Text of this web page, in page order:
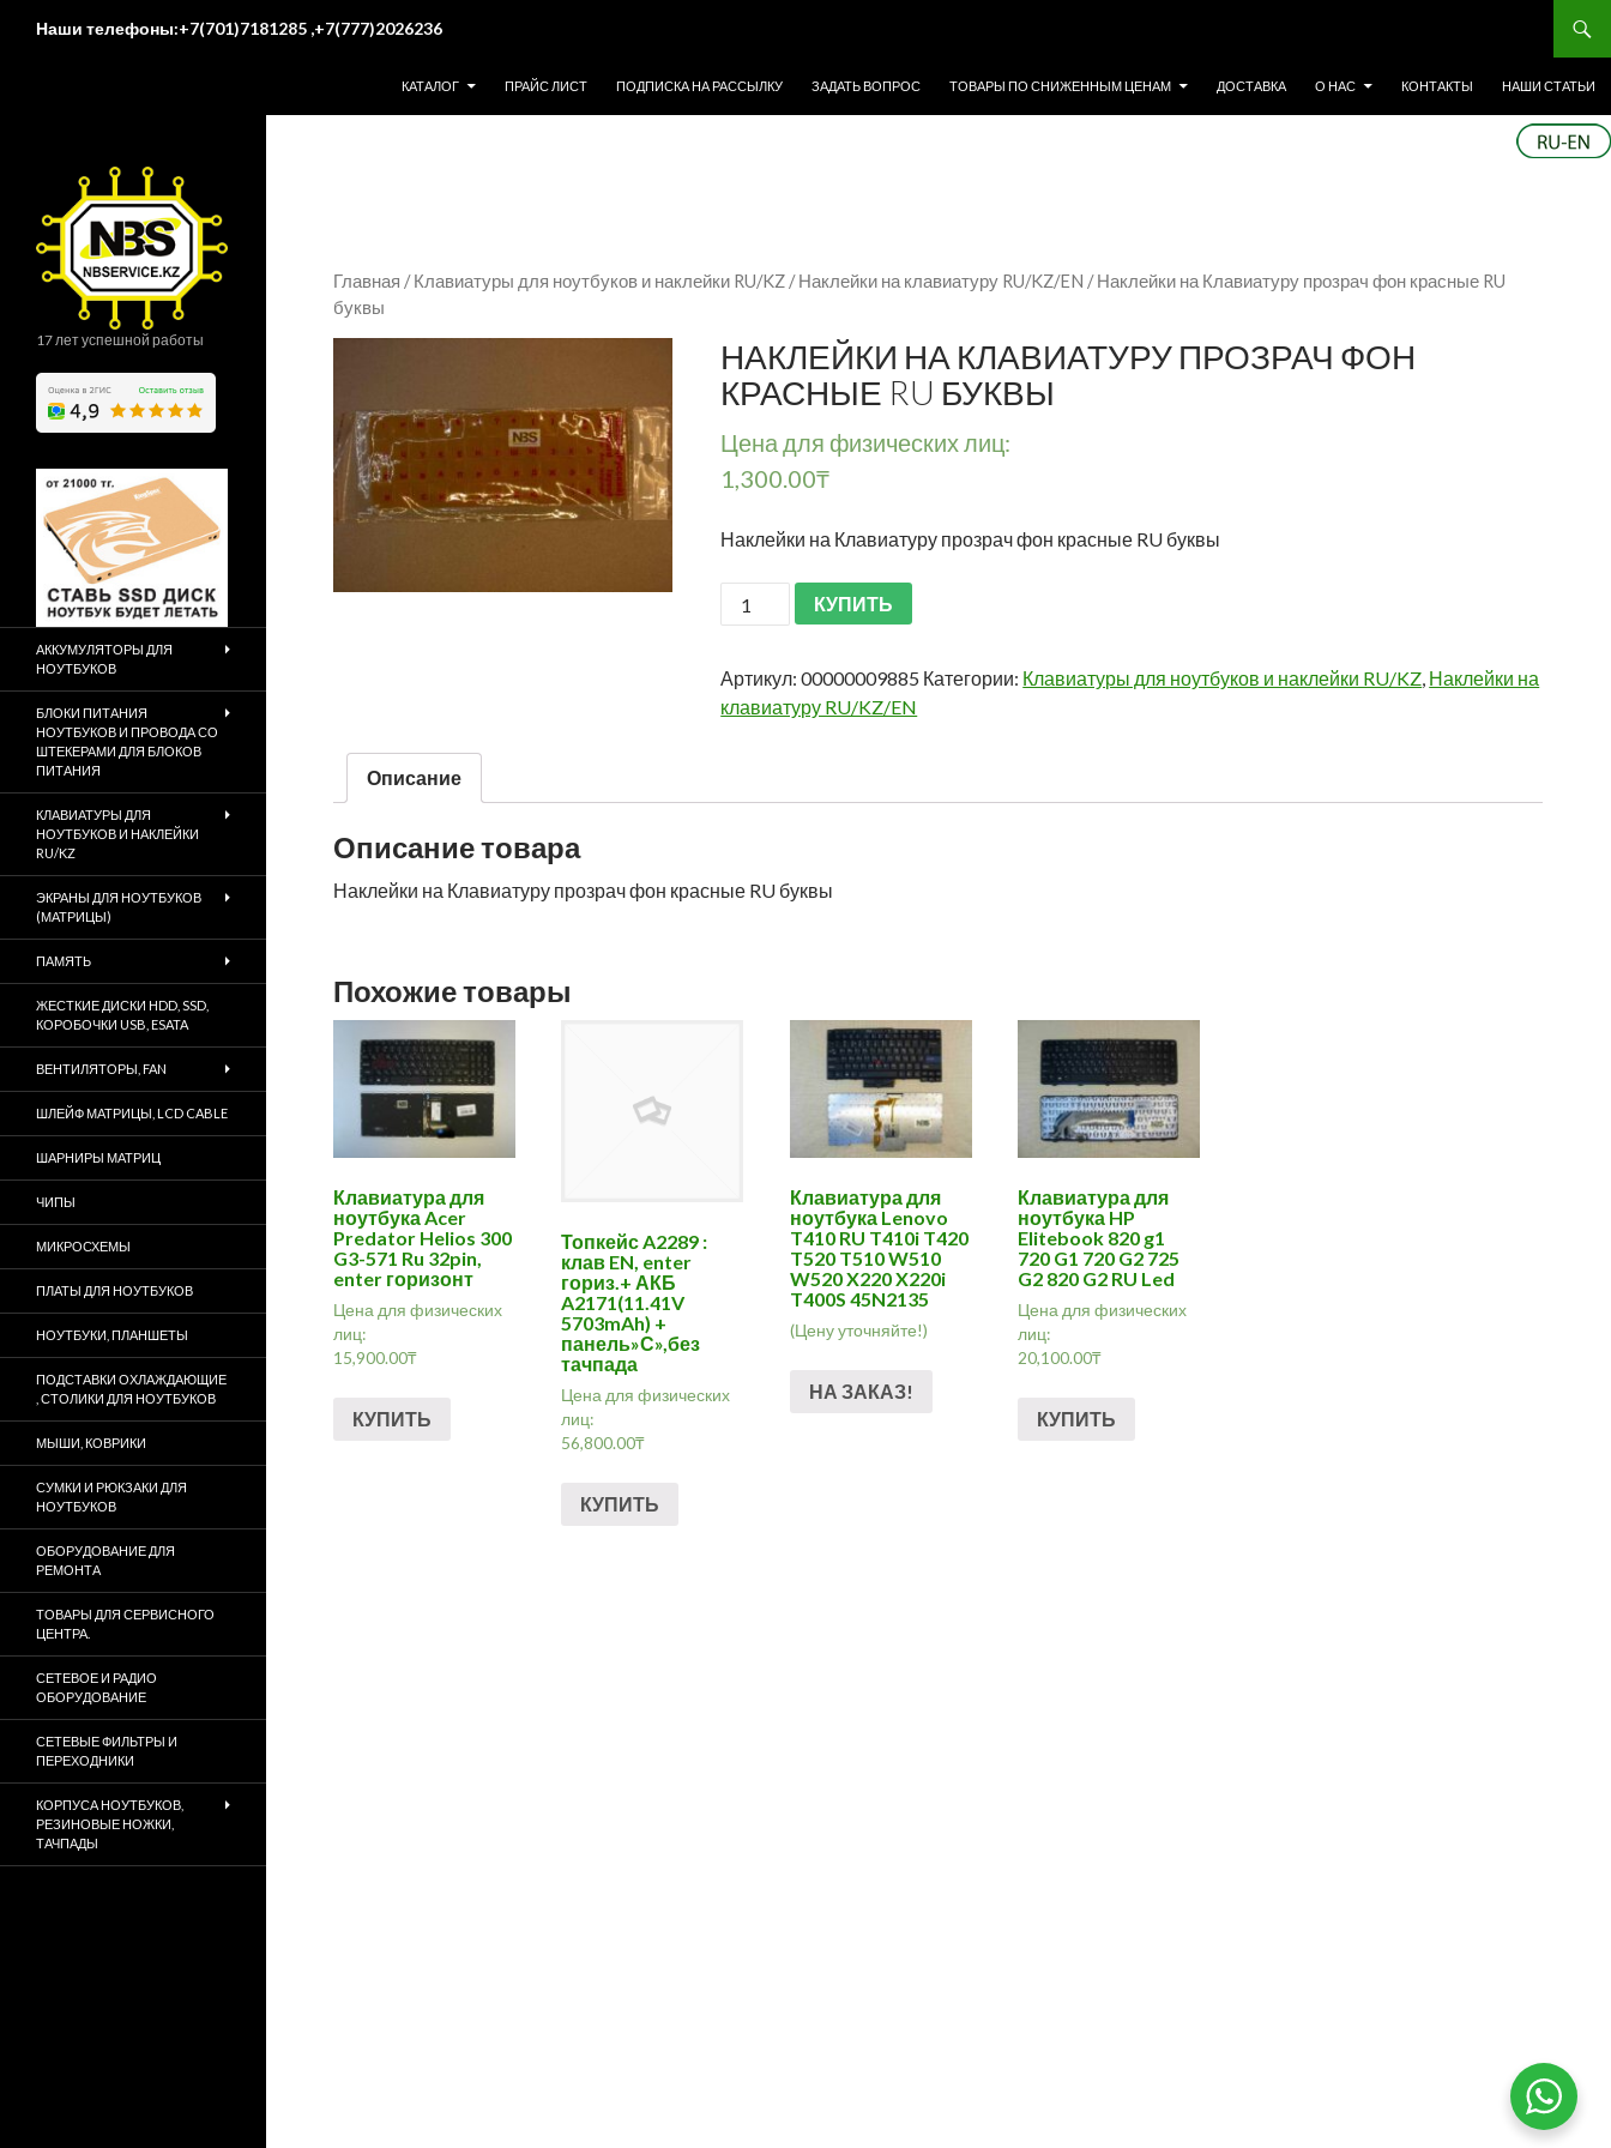
Наши телефоны:+7(701)7181285 ,+7(777)2026236
КАТАЛОГ
ПРАЙС ЛИСТ ПОДПИСКА НА РАССЫЛКУ ЗАДАТЬ ВОПРОС ТОВАРЫ ПО СНИЖЕННЫМ ЦЕНАМ ДОСТАВКА О НАС КОНТАКТЫ НАШИ СТАТЬИ
Главная /Клавиатуры для ноутбуков и наклейки RU/KZ /Наклейки на клавиатуру RU/KZ/EN / Наклейки на Клавиатуру прозрач фон красные RU
буквы
НАКЛЕЙКИ НА КЛАВИАТУРУ ПРОЗРАЧ ФОН
КРАСНЫЕ RU БУКВЫ
Цена для физических лиц:
1,300.00₸
Наклейки на Клавиатуру прозрач фон красные RU буквы
КУПИТЬ
Артикул:00000009885 Категории: Клавиатуры для ноутбуков и наклейки RU/KZ Наклейки на
клавиатуру RU/KZ/EN
Описание
Описание товара
Наклейки на Клавиатуру прозрач фон красные RU буквы
Похожие товары
Клавиатура для
ноутбука Acer
Predator Helios 300
G3-571 Ru 32pin,
enter горизонт
Цена для физических
лиц:
15,900.00₸
КУПИТЬ
Топкейс A2289 :
клав EN, enter
гориз.+ АКБ
A2171(11.41V
5703mAh) +
панель»С»,без
тачпада
Цена для физических
лиц:
56,800.00₸
КУПИТЬ
Клавиатура для
ноутбука Lenovo
T410 RU T410i T420
T520 T510 W510
W520 X220 X220i
T400S 45N2135
(Цену уточняйте!)
НА ЗАКАЗ!
Клавиатура для
ноутбука HP
Elitebook 820 g1
720 G1 720 G2 725
G2 820 G2 RU Led
Цена для физических
лиц:
20,100.00₸
КУПИТЬ
17 лет успешной работы
АККУМУЛЯТОРЫ ДЛЯ
НОУТБУКОВ
БЛОКИ ПИТАНИЯ
НОУТБУКОВ И ПРОВОДА СО
ШТЕКЕРАМИ ДЛЯ БЛОКОВ
ПИТАНИЯ
КЛАВИАТУРЫ ДЛЯ
НОУТБУКОВ И НАКЛЕЙКИ
RU/KZ
ЭКРАНЫ ДЛЯ НОУТБУКОВ
(МАТРИЦЫ)
ПАМЯТЬ
ЖЕСТКИЕ ДИСКИ HDD, SSD,
КОРОБОЧКИ USB, ESATA
ВЕНТИЛЯТОРЫ, FAN
ШЛЕЙФ МАТРИЦЫ, LCD CABLE
ШАРНИРЫ МАТРИЦ
ЧИПЫ
МИКРОСХЕМЫ
ПЛАТЫ ДЛЯ НОУТБУКОВ
НОУТБУКИ, ПЛАНШЕТЫ
ПОДСТАВКИ ОХЛАЖДАЮЩИЕ
, СТОЛИКИ ДЛЯ НОУТБУКОВ
МЫШИ, КОВРИКИ
СУМКИ И РЮКЗАКИ ДЛЯ
НОУТБУКОВ
ОБОРУДОВАНИЕ ДЛЯ
РЕМОНТА
ТОВАРЫ ДЛЯ СЕРВИСНОГО
ЦЕНТРА.
СЕТЕВОЕ И РАДИО
ОБОРУДОВАНИЕ
СЕТЕВЫЕ ФИЛЬТРЫ И
ПЕРЕХОДНИКИ
КОРПУСА НОУТБУКОВ,
РЕЗИНОВЫЕ НОЖКИ,
ТАЧПАДЫ